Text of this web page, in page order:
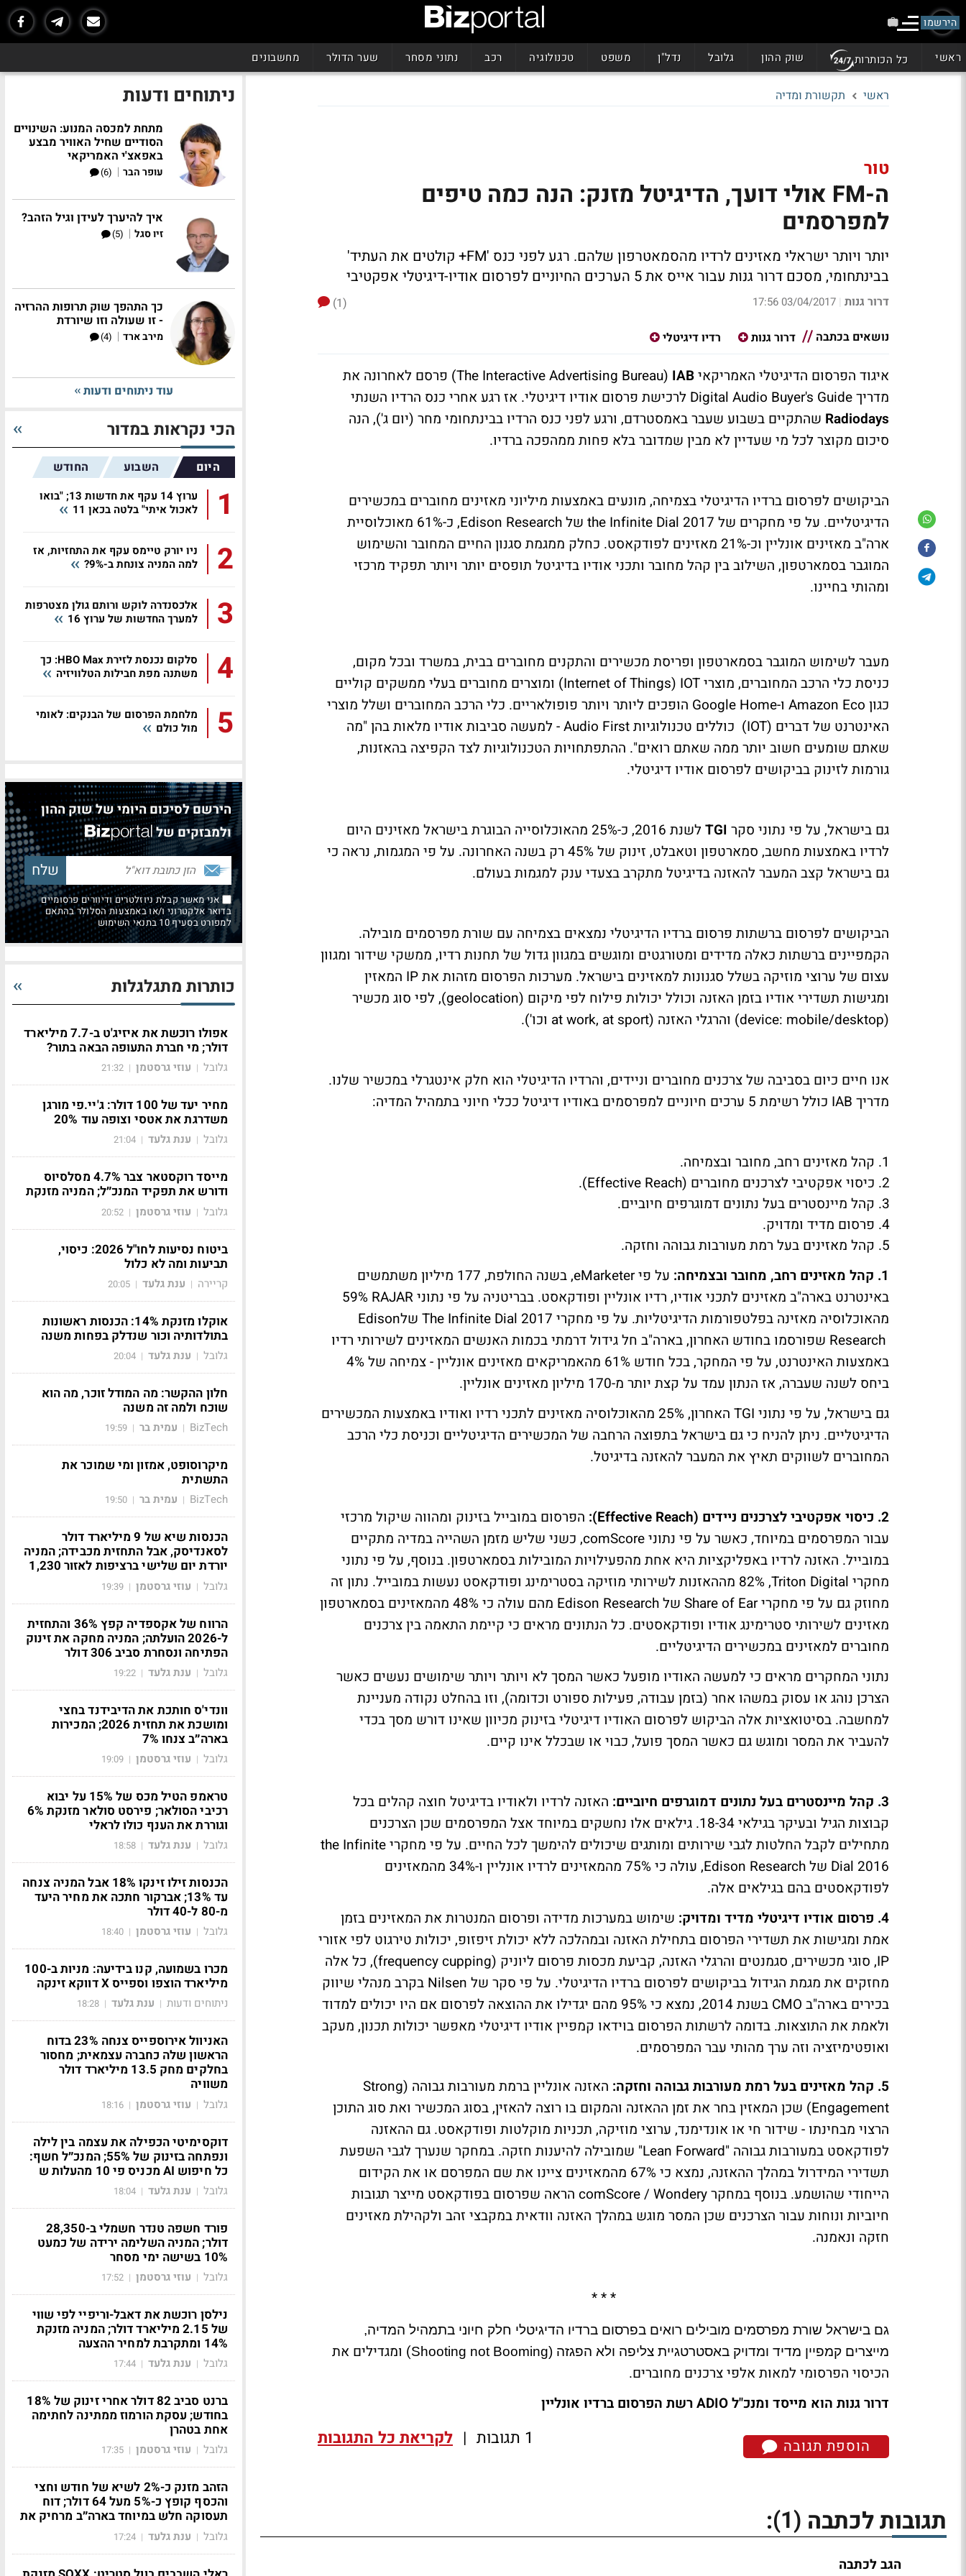
הירשמו
ראשי כל הכותרות שוק ההון גלובל נדל"ן משפט טכנולוגיה רכב נתוני מסחר שער הדולר מחשבונים
ראשי תקשורת ומדיה
טור
ה-FM אולי דועך, הדיגיטל מזנק: הנה כמה טיפים
למפרסמים
יותר ויותר ישראלי מאזינים לרדיו מהסמאטרפון שלהם. רגע לפני כנס 'FM+ קולטים את העתיד'
בבינתחומי, מסכם דרור גנות עבור אייס את 5 הערכים החיוניים לפרסום אודיו-דיגיטלי אפקטיבי
דרור גנות |
03/04/2017 17:56
(1)
נושאים בכתבה
דרור גנות רדיו דיגיטלי
איגוד הפרסום הדיגיטלי האמריקאיIAB
(
The Interactive Advertising Bureau) פרסם לאחרונה את
מדריךDigital Audio Buyer's Guide לרכישת פרסום אודיו דיגיטלי. אז רגע אחרי כנס הרדיו השנתי
Radiodays שהתקיים בשבוע שעבר באמסטרדם, ורגע לפני כנס הרדיו בבינתחומי מחר (יום ג'), הנה
סיכום מקוצר לכל מי שעדיין לא מבין שמדובר בלא פחות ממהפכה ברדיו.
הביקושים לפרסום ברדיו הדיגיטלי בצמיחה, מונעים באמצעות מיליוני מאזינים מחוברים במכשירים
הדיגיטליים. על פי מחקרים של the Infinite Dial 2017 שלEdison Research
, כ-61% מאוכלוסיית
ארה"ב מאזינים אונליין וכ-21% מאזינים לפודקאסט. כחלק ממגמת סגנון החיים המחובר והשימוש
המוגבר בסמארטפון, השילוב בין קהל מחובר ותכני אודיו בדיגיטל תופסים יותר ויותר תפקיד מרכזי
ומהותי בחיינו.
מעבר לשימוש המוגבר בסמארטפון ופריסת מכשירים והתקנים מחוברים בבית, במשרד ובכל מקום,
כניסת כלי הרכב המחוברים, מוצריIOT
(
Internet of Things) ומוצרים מחוברים בעלי ממשקים קוליים
כגון Amazon Eco ו-Google Home הופכים ליותר ויותר פופולאריים. כלי הרכב המחוברים ושלל מוצרי
האינטרנט של דברים (IOT) כוללים טכנולוגיותAudio First- למעשה סביבות אודיו מלאות בהן "מה
שאתם שומעים חשוב יותר ממה שאתם רואים". ההתפתחויות הטכנולוגיות לצד הקפיצה בהאזנות,
גורמות לזינוק בביקושים לפרסום אודיו דיגיטלי.
גם בישראל, על פי נתוני סקר TGI
לשנת 2016, כ-25% מהאוכלוסייה הבוגרת בישראל מאזינים היום
לרדיו באמצעות מחשב, סמארטפון וטאבלט, זינוק של 45% רק בשנה האחרונה. על פי המגמות, נראה כי
גם בישראל קצב המעבר להאזנה בדיגיטל מתקרב בצעדי ענק למגמות בעולם.
הביקושים לפרסום ברשתות פרסום ברדיו הדיגיטלי נמצאים בצמיחה עם שורת מפרסמים מובילה.
הקמפיינים ברשתות כאלה מדידים ומטורגטים ומוגשים במגוון גדול של תחנות רדיו, ממשקי שידור ומגוון
עצום של ערוצי מוזיקה בשלל סגנונות למאזינים בישראל. מערכות הפרסום מזהות אתIP המאזין
ומגישות תשדירי אודיו בזמן האזנה וכולל יכולות פילוח לפי מיקום (geolocation), לפי סוג מכשיר
(
device: mobile/desktop) והרגלי האזנה (at work, at sport וכו').
אנו חיים כיום בסביבה של צרכנים מחוברים וניידים, והרדיו הדיגיטלי הוא חלק אינטגרלי במכשיר שלנו.
מדריך IAB כולל רשימת 5 ערכים חיוניים למפרסמים באודיו דיגיטל ככלי חיוני בתמהיל המדיה:
קהל מאזינים רחב, מחובר ובצמיחה.
כיסוי אפקטיבי לצרכנים מחוברים (Effective Reach
).
קהל מיינסטרים בעל נתונים דמוגרפים חיוביים.
פרסום מדיד ומדויק.
קהל מאזינים בעל רמת מעורבות גבוהה וחזקה.
1. קהל מאזינים רחב, מחובר ובצמיחה:
על פיeMarketer
, בשנה החולפת, 177 מיליון משתמשים
באינטרנט בארה"ב מאזינים לתכני אודיו, רדיו אונליין ופודקאסט. בבריטניה על פי נתוניRAJAR
59%
מהאוכלוסיה מאזינה בפלטפורמות הדיגיטליות. על פי מחקרי The Infinite Dial 2017 שלEdison
Research שפורסמו בחודש האחרון, בארה"ב חל גידול דרמתי בכמות האנשים המאזינים לשירותי רדיו
באמצעות האינטרנט, על פי המחקר, בכל חודש 61% מהאמריקאים מאזינים אונליין - צמיחה של 4%
ביחס לשנה שעברה, אז הנתון עמד על קצת יותר מ-170 מיליון מאזינים אונליין.
גם בישראל, על פי נתוני TGI
האחרון, 25% מהאוכלוסיה מאזינים לתכני רדיו ואודיו באמצעות המכשירים
הדיגיטליים. ניתן להניח כי גם בישראל בתפוצה הרחבה של המכשירים הדיגיטליים וכניסת כלי הרכב
המחוברים לשווקים תאיץ את המעבר להאזנה בדיגיטל.
2. כיסוי אפקטיבי לצרכנים ניידים ( Effective Reach
): הפרסום במובייל בזינוק ומהווה שיקול מרכזי
עבור המפרסמים במיוחד, כאשר על פי נתוניcomScore, כשני שליש מזמן השהייה במדיה מתקיים
במובייל. האזנה לרדיו באפליקציות היא אחת מהפעילויות המובילות בסמארטפון. בנוסף, על פי נתוני
מחקרי Triton Digital
, 82% מההאזנות לשירותי מוזיקה בסטרימינג ופודקאסט נעשות במובייל. נתון זה
מחוזק גם על פי מחקריShare of Ear שלEdison Research
מהם עולה כי 48% מהמאזינים בסמארטפון
מאזינים לשירותי סטרימינג אודיו ופודקאסטים. כל הנתונים מראים כי קיימת התאמה בין צרכנים
מחוברים למאזינים במכשירים הדיגיטליים.
נתוני המחקרים מראים כי למעשה האודיו מופעל כאשר המסך לא ויותר ויותר שימושים נעשים כאשר
הצרכן נוהג או עסוק במשהו אחר (בזמן עבודה, פעילות ספורט וכדומה), וזו בהחלט נקודה מעניינת
למחשבה. בסיטואציות אלה הביקוש לפרסום האודיו דיגיטלי בזינוק מכיוון שאינו דורש מסך בכדי
להעביר את המסר ומוגש גם כאשר המסך פועל, כבוי או שבכלל אינו קיים.
3. קהל מיינסטרים בעל נתונים דמוגרפים חיוביים:
האזנה לרדיו ולאודיו בדיגיטל חוצה קהלים בכל
קבוצות הגיל ובעיקר בגילאי 18-34. גילאים אלו נחשקים במיוחד אצל המפרסמים שכן הצרכנים
מתחילים לקבל החלטות לגבי שירותים ומותגים שיכולים להימשך לכל החיים. על פי מחקריthe Infinite
Dial 2016 שלEdison Research
, עולה כי 75% מהמאזינים לרדיו אונליין ו-34% מהמאזינים
לפודקאסטים בהם בגילאים אלה.
4. פרסום אודיו דיגיטלי מדיד ומדויק:
שימוש במערכות מדידה ופרסום המנטרות את המאזינים בזמן
אמת ומגישות את תשדירי הפרסום בתחילת האזנה ובמהלכה ללא יכולת זיפזופ, יכולות טירגוט לפי אזורי
IP, סוגי מכשירים, סגמנטים והרגלי האזנה, קביעת מכסות פרסום ליוניק (frequency cupping), כל אלה
מחזקים את מגמת הגידול בביקושים לפרסום ברדיו הדיגיטלי. על פי סקר של Nilsen בקרב מנהלי שיווק
בכירים בארה"ב CMO
בשנת 2014, נמצא כי 95% מהם יגדילו את ההוצאה לפרסום אם היו יכולים למדוד
ולאמת את התוצאות. בדומה לרשתות הפרסום בוידאו קמפיין אודיו דיגיטלי מאפשר יכולות תכנון, מעקב
ואופטימיזציה וזה ערך מהותי עבר המפרסמים.
5. קהל מאזינים בעל רמת מעורבות גבוהה וחזקה:
האזנה אונליין ברמת מעורבות גבוהה (Strong
Engagement) שכן המאזין בחר את זמן ההאזנה והמקום בו רוצה להאזין, בסוג המכשיר ואת סוג התוכן
הרצוי מבחינתו - שידור חי או אונדימנד, ערוצי מוזיקה, תכניות מוקלטות ופודקאסט. גם ההאזנה
לפודקאסט במעורבות גבוהה "Lean Forward" שמובילה להיענות חזקה. במחקר שנערך לגבי השפעת
תשדירי המידרול במהלך ההאזנה, נמצא כי 67% מהמאזינים ציינו את שם המפרסם או את הקידום
הייחודי שהושמע. בנוסף במחקרcomScore / Wondery הראה שפרסום בפודקאסט מייצר תגובות
חיוביות ונוחות עבור הצרכנים שכן המסר מוגש במהלך האזנה וודאית במקבצי זהב ולקהילת מאזינים
חזקה ונאמנה.
* * *
גם בישראל שורת מפרסמים מובילים רואים בפרסום ברדיו הדיגיטלי חלק חיוני בתמהיל המדיה,
מייצרים קמפיין מדיד ומדויק באסטרטגיית צליפה ולא הפגזה (Shooting not Booming) ומגדילים את
הכיסוי הפרסומי למאות אלפי צרכנים מחוברים.
דרור גנות הוא מייסד ומנכ"ל ADIO רשת הפרסום ברדיו אונליין
הוספת תגובה 1 תגובות | לקריאת כל התגובות
תגובות לכתבה (1)
:
הגב לכתבה
ניתוחים ודעות
מתחת למכסה המנוע: השינויים
הסודיים שחיל האוויר מבצע
באפאצ'י האמריקאי
עופר הבר |
(6)
איך להיערך לעידן וגיל הזהב?
זיו סגל |
(5)
כך התהפך שוק תרופות ההרזיה
- זו שעולה וזו שיורדת
מירב ארד |
(4)
עוד ניתוחים ודעות
הכי נקראות במדור
היום השבוע החודש
1
ערוץ 14 עקף את חדשות 13; "בואו
לאכול איתי" בלטה בכאן 11
2
ניו יורק טיימס עקף את התחזיות, אז
למה המניה צונחת ב-9%?
3
אלכסנדרה לוקש ורותם גולן מצטרפות
למערך החדשות של ערוץ 16
4
סלקום נכנסת לזירת HBO Max: כך
משתנה מפת חבילות הטלוויזיה
5
מלחמת הפרסום של הבנקים: לאומי
מול כולם
הירשם לסיכום היומי של שוק ההון
ולמבזקים של
אני מאשר קבלת ניוזלטרים ודיוורים פרסומיים
בדואר אלקטרוני ו/או באמצעות הסלולר בהתאם
למפורט בסעיף 10 בתנאי השימוש
כותרות מתגלגלות
אפולו רוכשת את איזיג'ט ב-7.7 מיליארד
דולר; מי חברת התעופה הבאה בתור?
גלובל | עוזי גרסטמן |
21:32
מחיר יעד של 100 דולר: ג'יי.פי מורגן
משדרגת את אטסי וצופה עוד 20%
גלובל | ענת גלעד |
21:04
מייסד רוקסטאר צבר 4.7% מסלסיוס
ודורש את תפקיד המנכ״ל; המניה מזנקת
גלובל | עוזי גרסטמן |
20:52
ביטוח נסיעות לחו"ל 2026: כיסוי,
תביעות ומה לא כלול
קריירה | ענת גלעד |
20:05
אוקלו מזנקת 14%: הכנסות ראשונות
בתולדותיה וכור שנדלק בפחות משנה
גלובל | ענת גלעד |
20:04
חלון ההקשר: מה המודל זוכר, מה הוא
שוכח ולמה זה משנה
BizTech
| עמית בר |
19:59
מיקרוסופט, אמזון ומי שמוכר את
התשתית
BizTech
| עמית בר |
19:50
הכנסות שיא של 9 מיליארד דולר
לסאנדיסק, אבל התחזית מכבידה; המניה
יורדת יום שלישי ברציפות לאזור 1,230
גלובל | עוזי גרסטמן |
19:39
הרווח של אקספדיה קפץ 36% והתחזית
ל-2026 הועלתה; המניה מחקה את זינוק
הפתיחה ונסחרת סביב 306 דולר
גלובל | ענת גלעד |
19:22
וונדי'ס חותכת את הדיבידנד בחצי
ומושכת את תחזית 2026; המכירות
בארה״ב צנחו 7%
גלובל | עוזי גרסטמן |
19:09
טראמפ הטיל מכס של 15% על יבוא
רכיבי הסולאר; פירסט סולאר מזנקת 6%
וגוררת את הענף כולו לראלי
גלובל | ענת גלעד |
18:58
הכנסות זילו זינקו 18% אבל המניה צנחה
עד 13%; אברקור חתכה את מחיר היעד
מ-80 ל-40 דולר
גלובל | עוזי גרסטמן |
18:40
מכרו בשמועה, קנו בידיעה: מניות ב-100
מיליארד הוצפו וספייס X דווקא זינקה
ניתוחים ודעות | ענת גלעד |
18:28
האניוול אירוספייס צנחה 23% בדוח
הראשון שלה כחברה עצמאית; מחסור
בחלקים מחק 13.5 מיליארד דולר
משוויה
גלובל | עוזי גרסטמן |
18:16
דוקסימיטי הכפילה את עצמה בין לילה
ונפתחה בזינוק של 55%; המנכ״ל חשף:
כל חיפוש AI מכניס פי 10 מהעלות ש
גלובל | ענת גלעד |
18:04
פורד חשפה טנדר חשמלי ב-28,350
דולר; המניה השלימה ירידה של כמעט
10% בשישה ימי מסחר
גלובל | עוזי גרסטמן |
17:52
נילסן רוכשת את דאבל-וריפיי לפי שווי
של 2.15 מיליארד דולר; המניה מזנקת
14% ומתקרבת למחיר ההצעה
גלובל | ענת גלעד |
17:44
ברנט סביב 82 דולר אחרי זינוק של 18%
בחודש; עסקת הורמוז ממתינה לחתימה
אחת בטהרן
גלובל | עוזי גרסטמן |
17:35
הזהב מזנק כ-2% לשיא של חודש וחצי
והכסף קופץ כ-5% מעל 64 דולר; דוח
תעסוקה חלש במיוחד בארה״ב מרחיק את
גלובל | ענת גלעד |
17:24